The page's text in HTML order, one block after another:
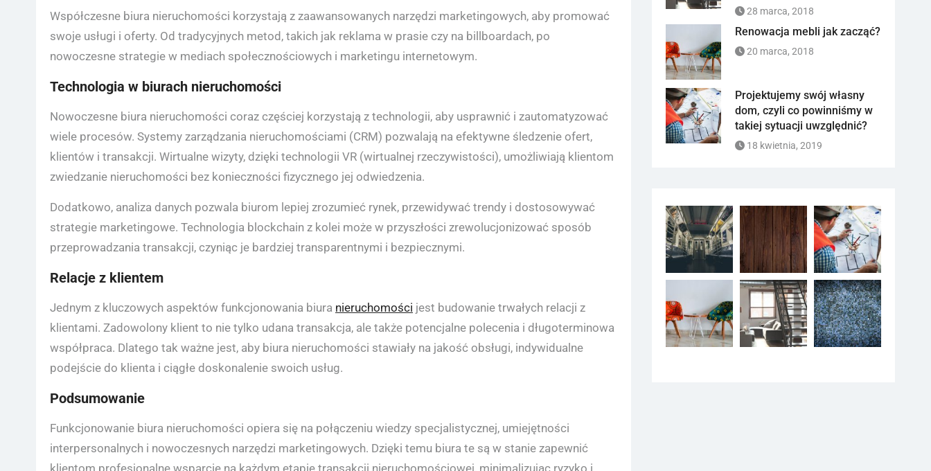
Współczesne biura nieruchomości korzystają z zaawansowanych narzędzi marketingowych, aby promować
swoje usługi i oferty. Od tradycyjnych metod, takich jak reklama w prasie czy na billboardach, po
nowoczesne strategie w mediach społecznościowych i marketingu internetowym.
Technologia w biurach nieruchomości
Nowoczesne biura nieruchomości coraz częściej korzystają z technologii, aby usprawnić i zautomatyzować
wiele procesów. Systemy zarządzania nieruchomościami (CRM) pozwalają na efektywne śledzenie ofert,
klientów i transakcji. Wirtualne wizyty, dzięki technologii VR (wirtualnej rzeczywistości), umożliwiają klientom
zwiedzanie nieruchomości bez konieczności fizycznego jej odwiedzenia.
Dodatkowo, analiza danych pozwala biurom lepiej zrozumieć rynek, przewidywać trendy i dostosowywać
strategie marketingowe. Technologia blockchain z kolei może w przyszłości zrewolucjonizować sposób
przeprowadzania transakcji, czyniąc je bardziej transparentnymi i bezpiecznymi.
Relacje z klientem
Jednym z kluczowych aspektów funkcjonowania biura nieruchomości jest budowanie trwałych relacji z
klientami. Zadowolony klient to nie tylko udana transakcja, ale także potencjalne polecenia i długoterminowa
współpraca. Dlatego tak ważne jest, aby biura nieruchomości stawiały na jakość obsługi, indywidualne
podejście do klienta i ciągłe doskonalenie swoich usług.
Podsumowanie
Funkcjonowanie biura nieruchomości opiera się na połączeniu wiedzy specjalistycznej, umiejętności
interpersonalnych i nowoczesnych narzędzi marketingowych. Dzięki temu biura te są w stanie zapewnić
28 marca, 2018
Renowacja mebli jak zacząć?
20 marca, 2018
Projektujemy swój własny
dom, czyli co powinniśmy w
takiej sytuacji uwzględnić?
18 kwietnia, 2019